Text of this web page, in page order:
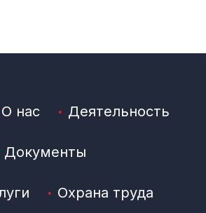
О нас Деятельность
Документы
Охрана труда